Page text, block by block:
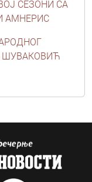
СЕЗОНИ СА
АМНЕРИС
ШУВАКОВИЋ